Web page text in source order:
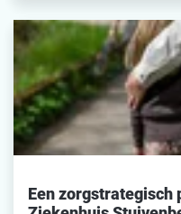
Een zorgstrategisch